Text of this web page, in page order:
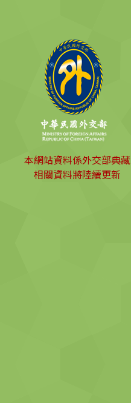
本網站資料係外交部典藏
相關資料將陸續更新